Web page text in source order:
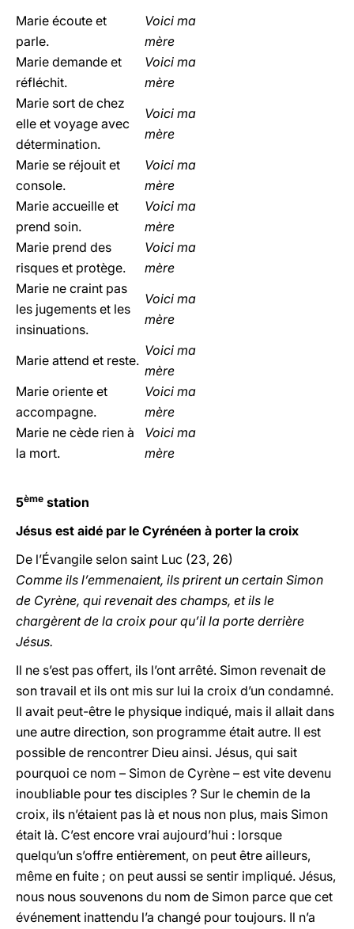
Marie écoute et
parle.
Voici ma
mère
Marie demande et
réfléchit.
Voici ma
mère
Marie sort de chez
elle et voyage avec
détermination.
Voici ma
mère
Marie se réjouit et
console.
Voici ma
mère
Marie accueille et
prend soin.
Voici ma
mère
Marie prend des
risques et protège.
Voici ma
mère
Marie ne craint pas
les jugements et les
insinuations.
Voici ma
mère
Marie attend et reste.
Voici ma
mère
Marie oriente et
accompagne.
Voici ma
mère
Marie ne cède rien à
la mort.
Voici ma
mère
5ème station
Jésus est aidé par le Cyrénéen à porter la croix
De l’Évangile selon saint Luc (23, 26)
Comme ils l’emmenaient, ils prirent un certain Simon
de Cyrène, qui revenait des champs, et ils le
chargèrent de la croix pour qu’il la porte derrière
Jésus.
Il ne s’est pas offert, ils l’ont arrêté. Simon revenait de
son travail et ils ont mis sur lui la croix d’un condamné.
Il avait peut-être le physique indiqué, mais il allait dans
une autre direction, son programme était autre. Il est
possible de rencontrer Dieu ainsi. Jésus, qui sait
pourquoi ce nom – Simon de Cyrène – est vite devenu
inoubliable pour tes disciples ? Sur le chemin de la
croix, ils n’étaient pas là et nous non plus, mais Simon
était là. C’est encore vrai aujourd’hui : lorsque
quelqu’un s’offre entièrement, on peut être ailleurs,
même en fuite ; on peut aussi se sentir impliqué. Jésus,
nous nous souvenons du nom de Simon parce que cet
événement inattendu l’a changé pour toujours. Il n’a